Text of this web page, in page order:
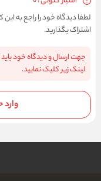
لطفا دیدگاه خود را راجع به این
اشتراک بگذارید.
جهت ارسال و دیدگاه خود
لینک زیر کلیک نمایید.